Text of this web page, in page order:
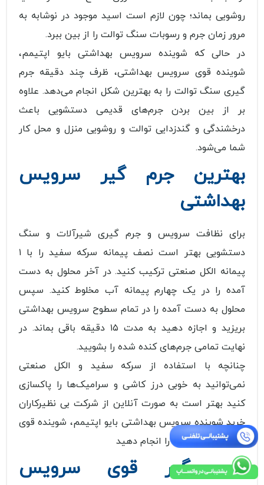
روشویی بماند؛ چون لازم است اسید موجود در نوشابه به
مرور زمان جرم و رسوبات سنگ توالت را از بین ببرد.
در حالی که شوینده سرویس بهداشتی بایو اپتیمم،
شوینده قوی سرویس بهداشتی، ظرف چند دقیقه جرم
گیری سنگ توالت را به بهترین شکل انجام می‌دهد. علاوه
بر از بین بردن جرم‌های قدیمی دستشویی باعث
درخشندگی و گندزدایی توالت و روشویی منزل و محل کار
شما می‌شود‌.
بهترین جرم گیر سرویس
بهداشتی
برای نظافت سرویس و جرم‌ گیری شیرآلات و سنگ
دستشویی بهتر است نصف پیمانه سرکه سفید را با ۱
پیمانه الکل صنعتی ترکیب کنید. در آخر محلول به دست
آمده را در یک چهارم پیمانه آب مخلوط کنید. سپس
محلول به دست آمده را در تمام سطوح سرویس بهداشتی
بریزید و اجازه دهید به مدت ۱۵ دقیقه باقی بماند. در
نهایت تمامی جرم‌های کنده شده را بشویید‌.
چنانچه با استفاده از سرکه سفید و الکل صنعتی
نمی‌توانید به خوبی درز کاشی و سرامیک‌ها را پاکسازی
کنید بهتر است به صورت آنلاین از شرکت بی نظیرکاران
خرید شوینده سرویس بهداشتی بایو اپتیمم، شوینده قوی
سرویس بهداشتی، را انجام دهید
جرم گیر قوی سرویس